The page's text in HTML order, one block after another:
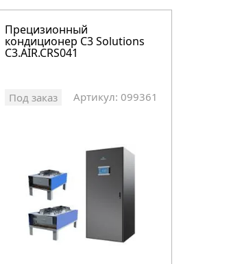
Прецизионный
кондиционер C3 Solutions
C3.AIR.CRS041
Под заказ Артикул: 099361